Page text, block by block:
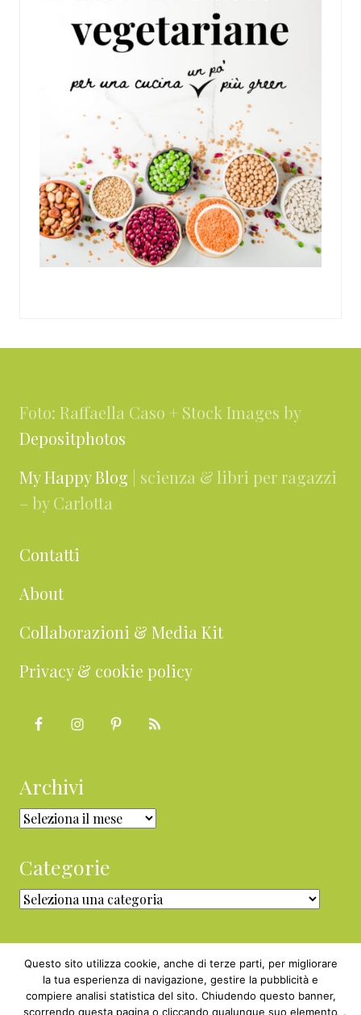
Foto: Raffaella Caso + Stock Images by
Depositphotos
My Happy Blog | scienza & libri per ragazzi
– by Carlotta
Contatti
About
Collaborazioni & Media Kit
Privacy & cookie policy
Archivi
Archivi
Categorie
Categorie
Copyright © 2010 - 2026 BabyGreen™ ·
Questo sito utilizza cookie, anche di terze parti, per migliorare
la tua esperienza di navigazione, gestire la pubblicità e
compiere analisi statistica del sito. Chiudendo questo banner,
scorrendo questa pagina o cliccando qualunque suo elemento